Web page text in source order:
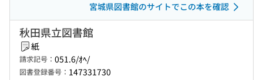
宮城県図書館のサイトでこの本を確認
秋田県立図書館
紙
請求記号： 051.6/ｵﾍ/
図書登録番号： 147331730